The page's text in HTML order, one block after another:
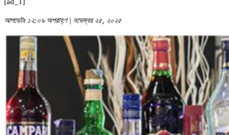
আপডেটঃ ১২:০৯ অপরাহ্ণ | নভেম্বর ২৫, ২০২৫